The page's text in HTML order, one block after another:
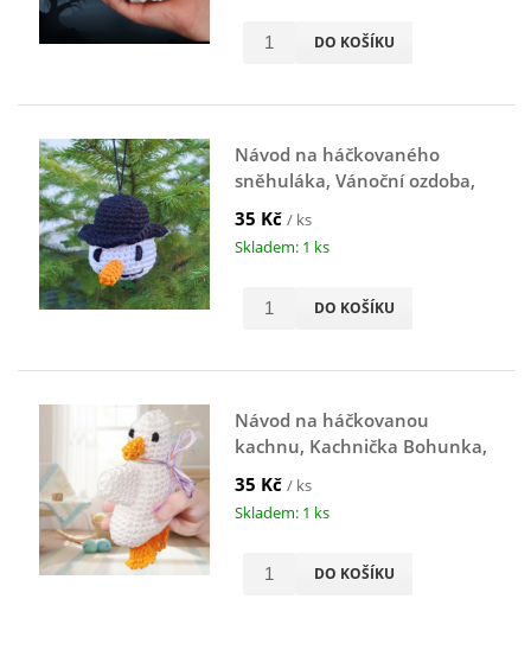
DO KOŠÍKU
Návod na háčkovaného
sněhuláka, Vánoční ozdoba,
Sněhulák, bílý
35 Kč / ks
Skladem: 1 ks
DO KOŠÍKU
Návod na háčkovanou
kachnu, Kachnička Bohunka,
bílá
35 Kč / ks
Skladem: 1 ks
DO KOŠÍKU